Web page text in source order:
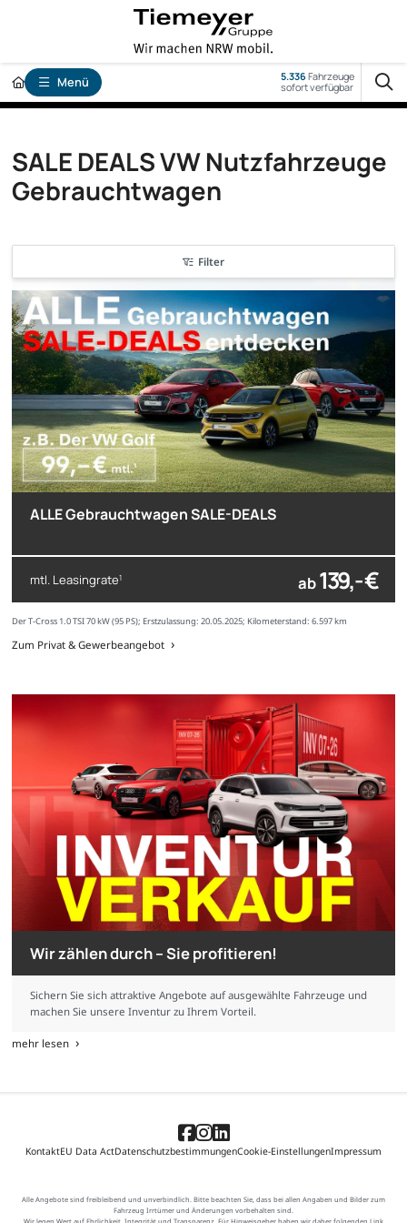
Menü 5.336Fahrzeuge
sofort verfügbar
SALE DEALS VW Nutzfahrzeuge
Gebrauchtwagen
Filter
ALLE Gebrauchtwagen SALE-DEALS
mtl. Leasingrate1 ab139,- €
Der T-Cross 1.0 TSI 70 kW (95 PS); Erstzulassung: 20.05.2025; Kilometerstand: 6.597 km
Zum Privat & Gewerbeangebot
Wir zählen durch – Sie profitieren!
Sichern Sie sich attraktive Angebote auf ausgewählte Fahrzeuge und
machen Sie unsere Inventur zu Ihrem Vorteil.
mehr lesen
KontaktEU Data ActDatenschutzbestimmungenCookie-EinstellungenImpressum
Alle Angebote sind freibleibend und unverbindlich. Bitte beachten Sie, dass bei allen Angaben und Bilder zum
Fahrzeug Irrtümer und Änderungen vorbehalten sind.
Wir legen Wert auf Ehrlichkeit, Integrität und Transparenz. Für Hinweisgeber haben wir daher folgenden Link